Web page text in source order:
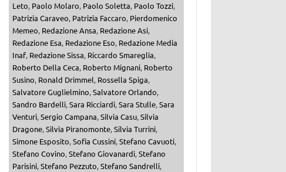
Leto, Paolo Molaro, Paolo Soletta, Paolo Tozzi,
Patrizia Caraveo, Patrizia Faccaro, Pierdomenico
Memeo, Redazione Ansa, Redazione Asi,
Redazione Esa, Redazione Eso, Redazione Media
Inaf, Redazione Sissa, Riccardo Smareglia,
Roberto Della Ceca, Roberto Mignani, Roberto
Susino, Ronald Drimmel, Rossella Spiga,
Salvatore Guglielmino,Salvatore Orlando,
Sandro Bardelli,Sara Ricciardi,Sara Stulle,Sara
Venturi,Sergio Campana,Silvia Casu,Silvia
Dragone,Silvia Piranomonte,Silvia Turrini,
Simone Esposito,Sofia Cussini,Stefano Cavuoti,
Stefano Covino,Stefano Giovanardi,Stefano
Parisini,Stefano Pezzuto,Stefano Sandrelli,